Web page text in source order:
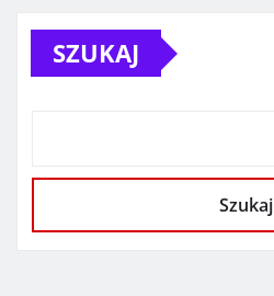
SZUKAJ
Szukaj